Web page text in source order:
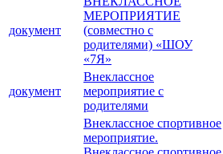
документ
МЕРОПРИЯТИЕ
(совместно с
родителями) «ШОУ
«7Я»
документ
Внеклассное
мероприятие с
родителями
Внеклассное спортивное
мероприятие.